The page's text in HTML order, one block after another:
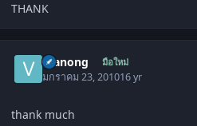
THANK
vtanong มือใหม่
มกราคม 23, 201016 yr
thank much